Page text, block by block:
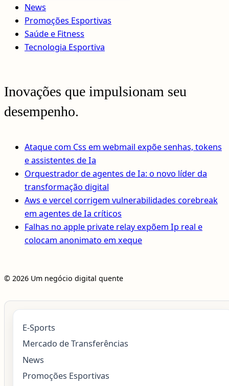
News
Promoções Esportivas
Saúde e Fitness
Tecnologia Esportiva
Inovações que impulsionam seu
desempenho.
Ataque com Css em webmail expõe senhas, tokens
e assistentes de Ia
Orquestrador de agentes de Ia: o novo líder da
transformação digital
Aws e vercel corrigem vulnerabilidades corebreak
em agentes de Ia críticos
Falhas no apple private relay expõem Ip real e
colocam anonimato em xeque
© 2026 Um negócio digital quente
E-Sports
Mercado de Transferências
News
Promoções Esportivas